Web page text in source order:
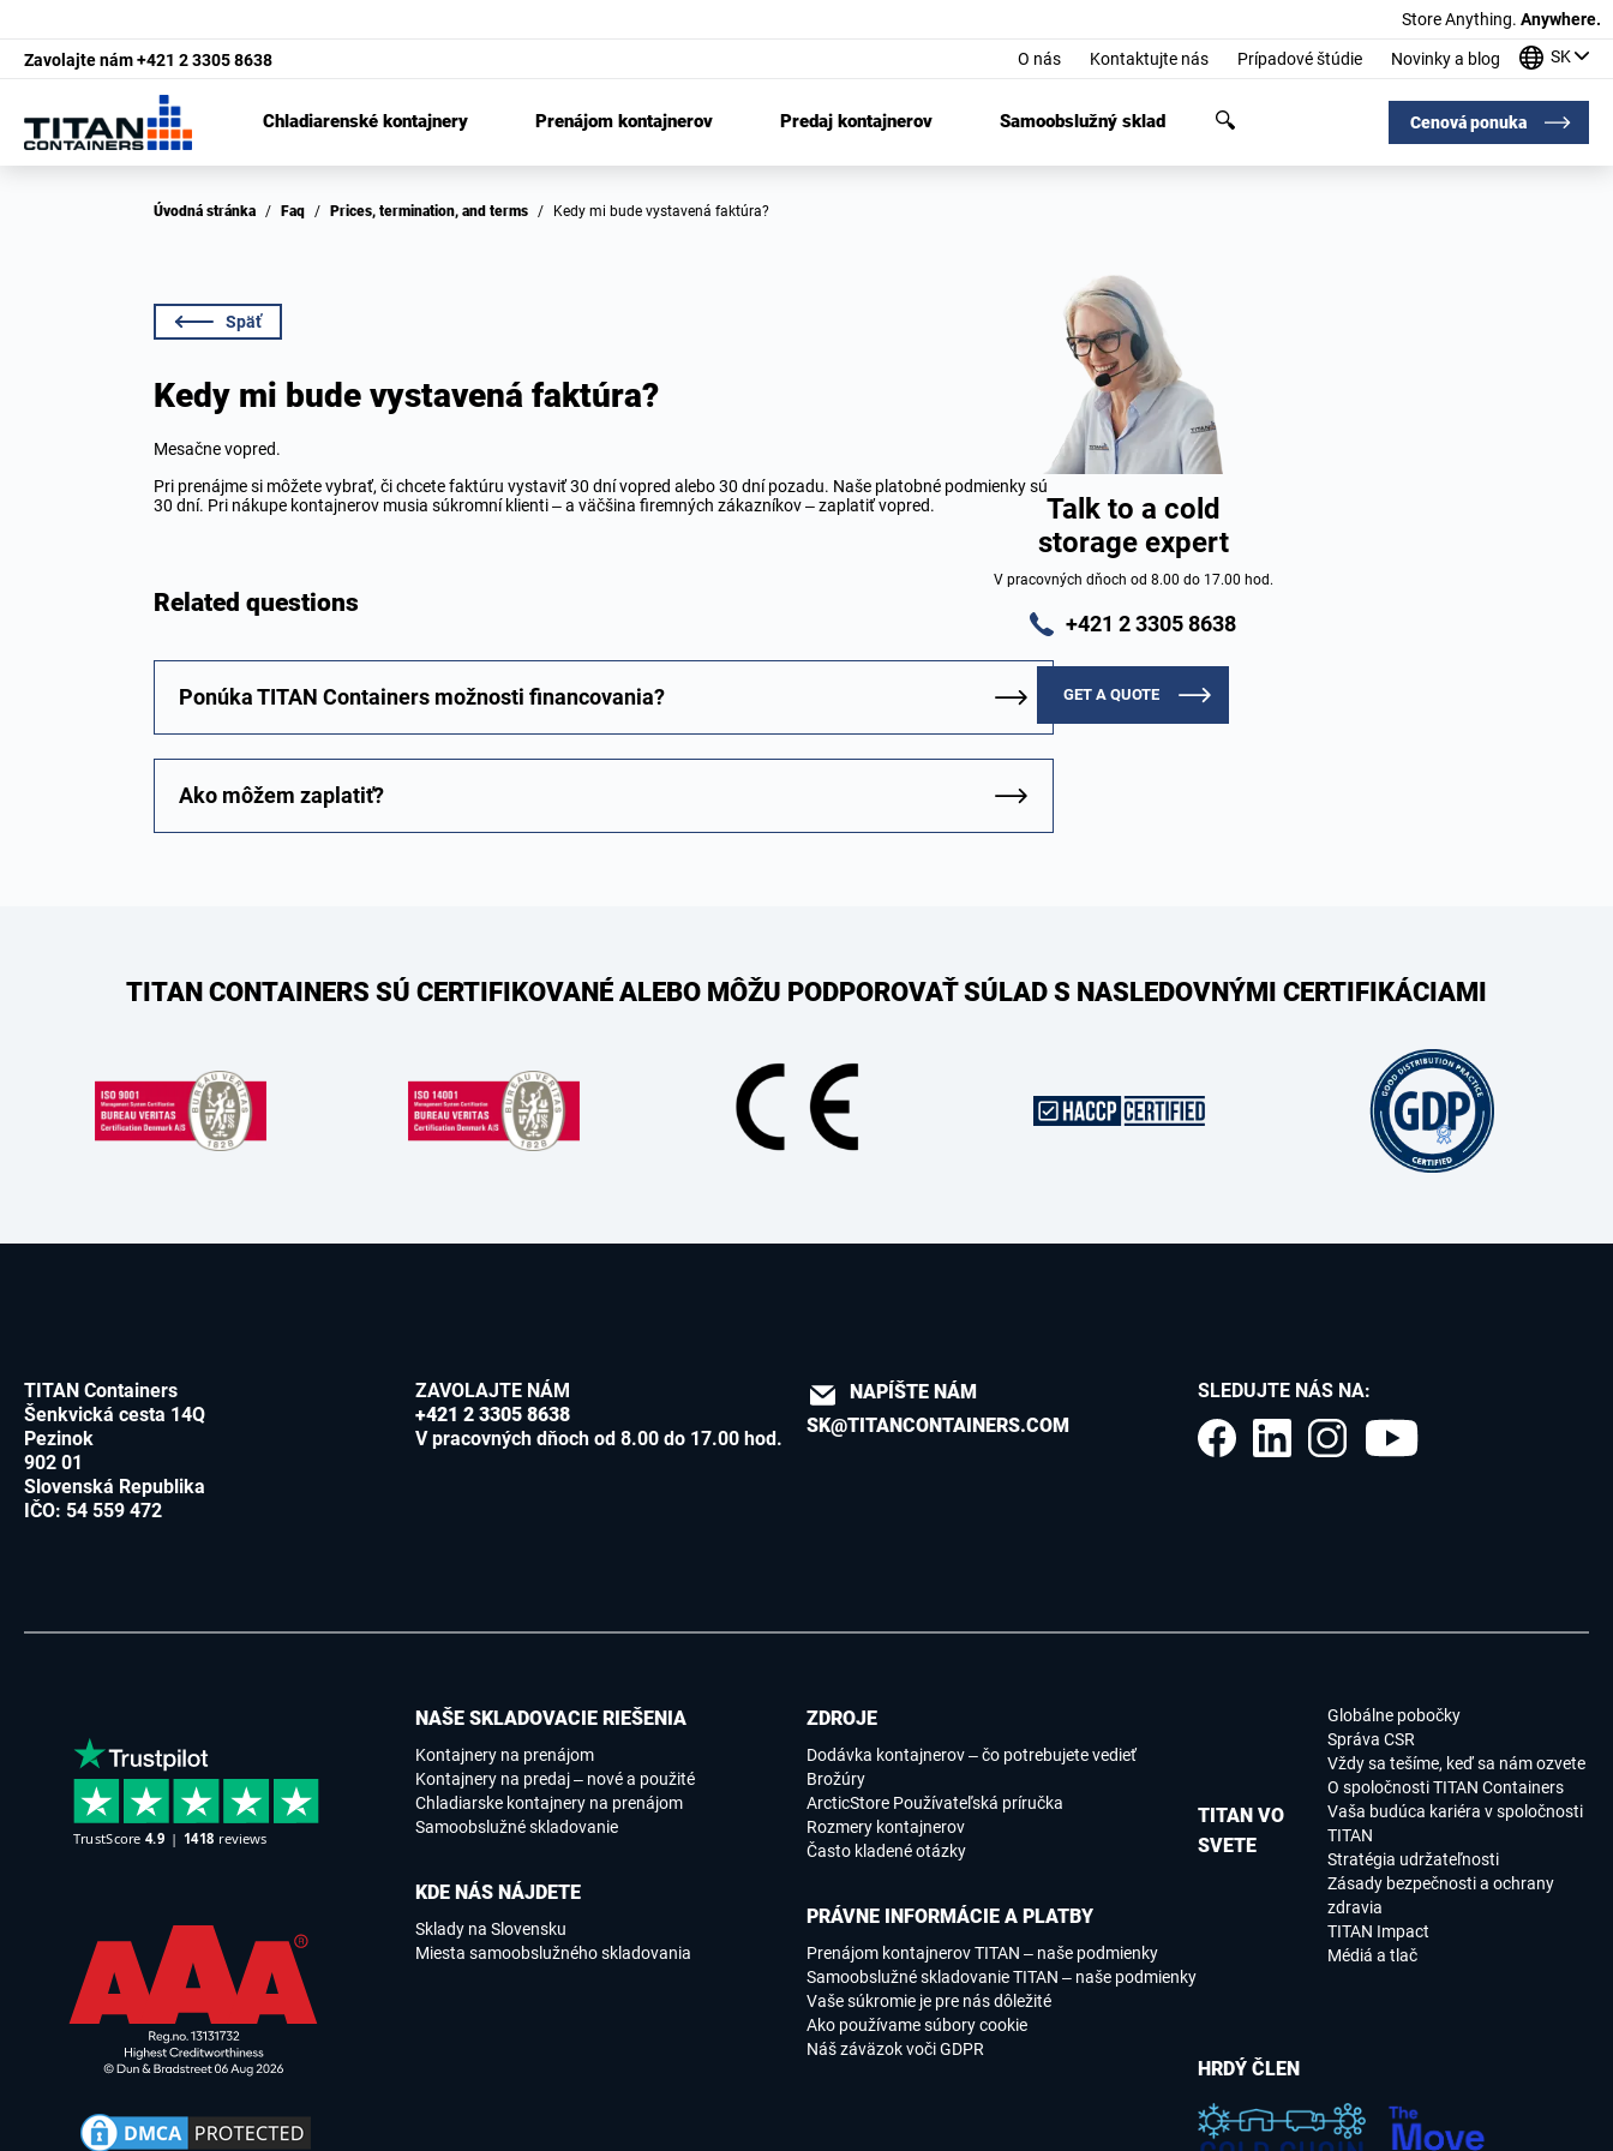
Store Anything. Anywhere.
Zavolajte nám+421 2 3305 8638 O nás Kontaktujte nás Prípadové štúdie Novinky a blog SK
Chladiarenské kontajnery Prenájom kontajnerov Predaj kontajnerov Samoobslužný sklad Cenová ponuka
Úvodná stránka / Faq / Prices, termination, and terms / Kedy mi bude vystavená faktúra?
Späť
Kedy mi bude vystavená faktúra?
Mesačne vopred.
Pri prenájme si môžete vybrať, či chcete faktúru vystaviť 30 dní vopred alebo 30 dní pozadu. Naše platobné podmienky sú
30 dní. Pri nákupe kontajnerov musia súkromní klienti – a väčšina firemných zákazníkov – zaplatiť vopred.
Related questions
Ponúka TITAN Containers možnosti financovania?
Ako môžem zaplatiť?
Talk to a cold
storage expert
V pracovných dňoch od 8.00 do 17.00 hod.
+421 2 3305 8638
GET A QUOTE
TITAN CONTAINERS SÚ CERTIFIKOVANÉ ALEBO MÔŽU PODPOROVAŤ SÚLAD S NASLEDOVNÝMI CERTIFIKÁCIAMI
TITAN Containers
Šenkvická cesta 14Q
Pezinok
902 01
Slovenská Republika
IČO: 54 559 472
ZAVOLAJTE NÁM
+421 2 3305 8638
V pracovných dňoch od 8.00 do 17.00 hod.
NAPÍŠTE NÁM
SK@TITANCONTAINERS.COM
SLEDUJTE NÁS NA:
NAŠE SKLADOVACIE RIEŠENIA
Kontajnery na prenájom
Kontajnery na predaj – nové a použité
Chladiarske kontajnery na prenájom
Samoobslužné skladovanie
KDE NÁS NÁJDETE
Sklady na Slovensku
Miesta samoobslužného skladovania
TITAN VO
SVETE
Globálne pobočky
Správa CSR
Vždy sa tešíme, keď sa nám ozvete
O spoločnosti TITAN Containers
Vaša budúca kariéra v spoločnosti
TITAN
Stratégia udržateľnosti
Zásady bezpečnosti a ochrany
zdravia
TITAN Impact
Médiá a tlač
ZDROJE
Dodávka kontajnerov – čo potrebujete vedieť
Brožúry
ArcticStore Používateľská príručka
Rozmery kontajnerov
Často kladené otázky
PRÁVNE INFORMÁCIE A PLATBY
Prenájom kontajnerov TITAN – naše podmienky
Samoobslužné skladovanie TITAN – naše podmienky
Vaše súkromie je pre nás dôležité
Ako používame súbory cookie
Náš záväzok voči GDPR
HRDÝ ČLEN